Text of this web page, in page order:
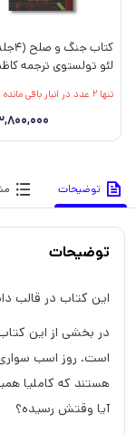
کتاب
لئو تولستوی ترجمه
تنها 2 عدد در انبار باقی مانده
توضیحات
توضیحات
این کتاب در قالب
در بخشی از این
است. روز اسب
هستند که کاملیا
آیا وقتش رسیده؟